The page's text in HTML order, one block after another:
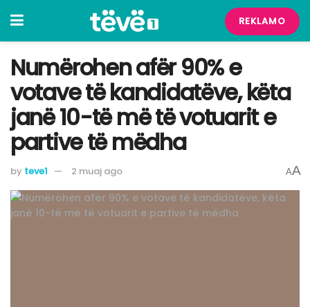
REKLAMO
Numërohen afër 90% e
votave të kandidatëve, këta
janë 10-të më të votuarit e
partive të mëdha
by teve1 2 muaj ago AA